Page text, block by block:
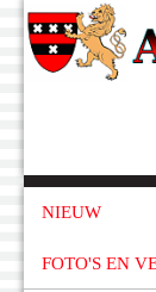
NIEUW
FOTO'S EN